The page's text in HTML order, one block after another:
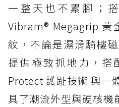
一整天也不累腳；
Vibram® Megagrip 黃
紋，不論是濕滑騎樓
提供極致抓地力，搭
Protect 護趾技術 與一
具了潮流外型與硬核機